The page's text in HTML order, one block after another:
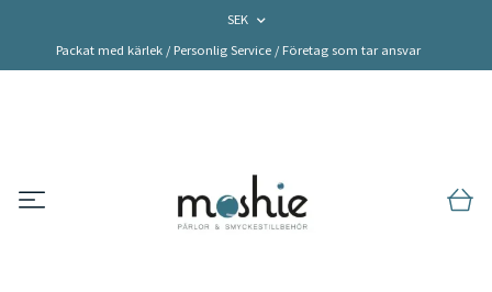
SEK
Packat med kärlek / Personlig Service / Företag som tar ansvar